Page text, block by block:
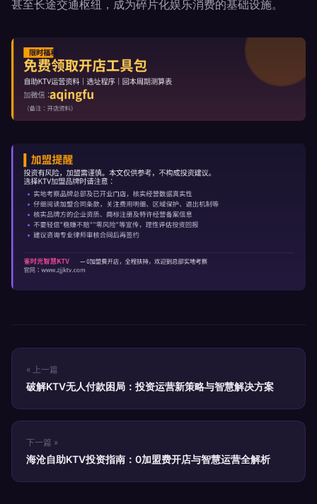
甚至长途交通枢纽，成为碎片化娱乐消费的基础设施。
« 上一篇
破解KTV无人付款困局：投资运营新策略与智慧解决方案
下一篇 »
海沧自助KTV投资指南：0加盟费开店与智慧运营全解析